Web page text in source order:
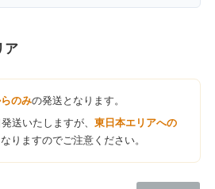
ア
らのみの発送となります。
送いたしますが、東日本エリアへの
なりますのでご注意ください。